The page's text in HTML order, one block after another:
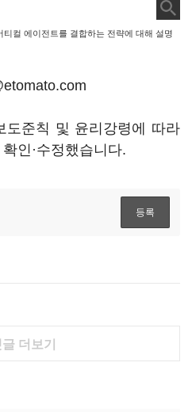
컬 에이전트를 결합하는 전략에 대해 설명
도준칙 및 윤리강령에 따라
인·수정했습니다.
글 더보기